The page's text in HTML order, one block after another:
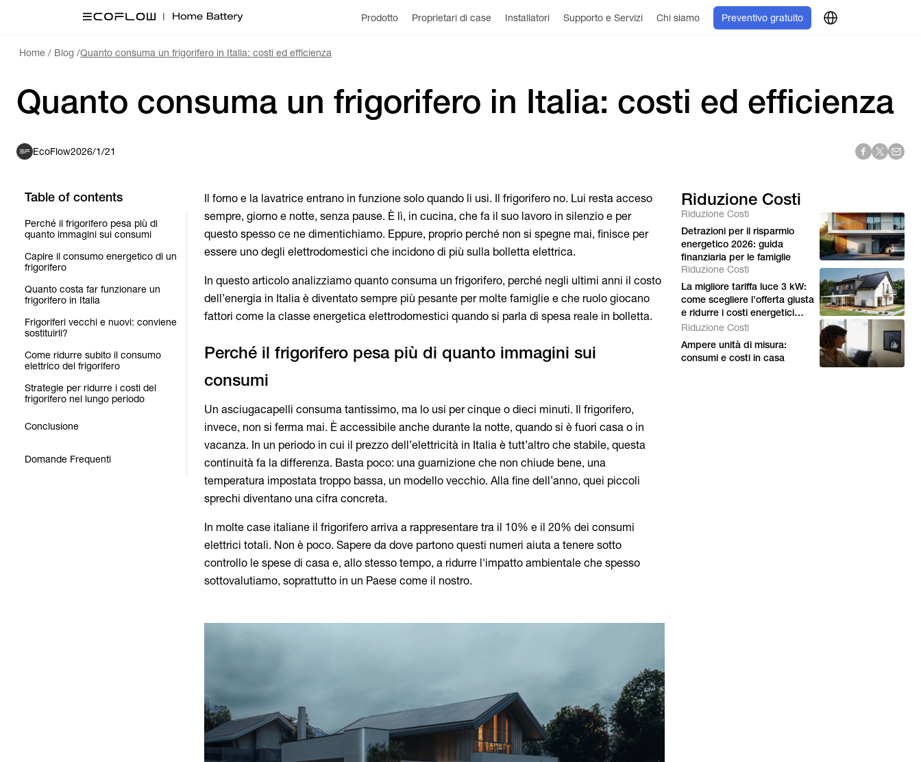
Prodotto Proprietari di case Installatori Supporto e Servizi Chi siamo Preventivo gratuito
Home / Blog /Quanto consuma un frigorifero in Italia: costi ed efficienza
Quanto consuma un frigorifero in Italia: costi ed efficienza
EcoFlow2026/1/21
Table of contents
Perché il frigorifero pesa più di
quanto immagini sui consumi
Capire il consumo energetico di un
frigorifero
Quanto costa far funzionare un
frigorifero in Italia
Frigoriferi vecchi e nuovi: conviene
sostituirli?
Come ridurre subito il consumo
elettrico del frigorifero
Strategie per ridurre i costi del
frigorifero nel lungo periodo
Conclusione
Domande Frequenti
Il forno e la lavatrice entrano in funzione solo quando li usi. Il frigorifero no. Lui resta acceso
sempre, giorno e notte, senza pause. È lì, in cucina, che fa il suo lavoro in silenzio e per
questo spesso ce ne dimentichiamo. Eppure, proprio perché non si spegne mai, finisce per
essere uno degli elettrodomestici che incidono di più sulla bolletta elettrica.
In questo articolo analizziamo quanto consuma un frigorifero, perché negli ultimi anni il costo
dell’energia in Italia è diventato sempre più pesante per molte famiglie e che ruolo giocano
fattori come la classe energetica elettrodomestici quando si parla di spesa reale in bolletta.
Perché il frigorifero pesa più di quanto immagini sui
Un asciugacapelli consuma tantissimo, ma lo usi per cinque o dieci minuti. Il frigorifero,
invece, non si ferma mai. È accessibile anche durante la notte, quando si è fuori casa o in
vacanza. In un periodo in cui il prezzo dell’elettricità in Italia è tutt’altro che stabile, questa
continuità fa la differenza. Basta poco: una guarnizione che non chiude bene, una
temperatura impostata troppo bassa, un modello vecchio. Alla fine dell’anno, quei piccoli
sprechi diventano una cifra concreta.
In molte case italiane il frigorifero arriva a rappresentare tra il 10% e il 20% dei consumi
elettrici totali. Non è poco. Sapere da dove partono questi numeri aiuta a tenere sotto
controllo le spese di casa e, allo stesso tempo, a ridurre l'impatto ambientale che spesso
sottovalutiamo, soprattutto in un Paese come il nostro.
Riduzione Costi
Riduzione Costi
Detrazioni per il risparmio
energetico 2026: guida
finanziaria per le famiglie
Riduzione Costi
La migliore tariffa luce 3 kW:
come scegliere l’offerta giusta
e ridurre i costi energetici
domestici
Riduzione Costi
Ampere unità di misura:
consumi e costi in casa